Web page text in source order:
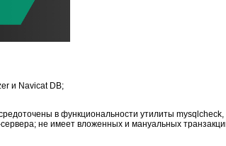
и Navicat DB;
в функциональности утилиты mysqlcheck,
не имеет вложенных и мануальных